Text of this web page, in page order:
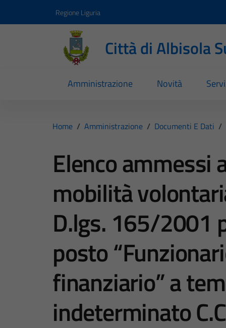
Regione Liguria
Città di Albisola
Amministrazione Novità
Home / Amministrazione / Documenti E Dati /
Elenco ammessi
mobilità
D.lgs. 165/2001
posto
finanziario” a
indeterminato